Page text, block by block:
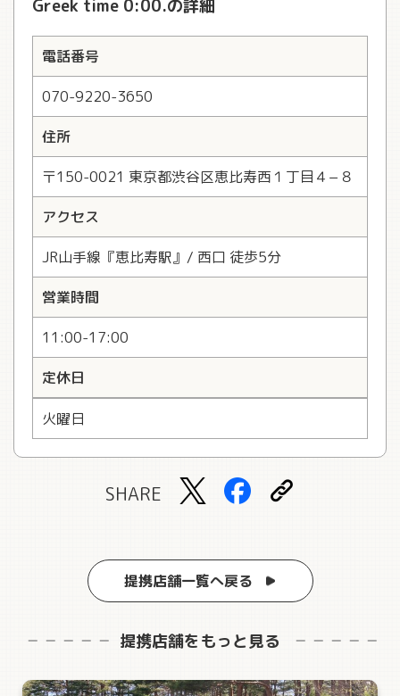
Greek time 0:00.の詳細
電話番号
070-9220-3650
住所
〒150-0021 東京都渋谷区恵比寿西１丁目４−８
アクセス
JR山手線『恵比寿駅』/ 西口 徒歩5分
営業時間
11:00-17:00
定休日
火曜日
SHARE
提携店舗一覧へ戻る
提携店舗をもっと見る